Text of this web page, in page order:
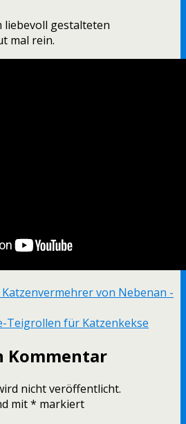
liebevoll gestalteten
mal rein.
Katzenvermehrer von Nebenan -
Teigrollen für Katzenkekse
Kommentar
nicht veröffentlicht.
mit* markiert